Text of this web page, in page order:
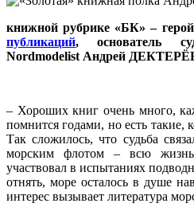
книжной рубрике «БК» – герой
публикаций, основатель
Nordmodelist Андрей
– Хороших книг очень много,
помнится годами, но есть такие,
Так сложилось, что судьба
морским флотом – всю
участвовал в испытаниях
отнять, море осталось в душе
интерес вызывает литература